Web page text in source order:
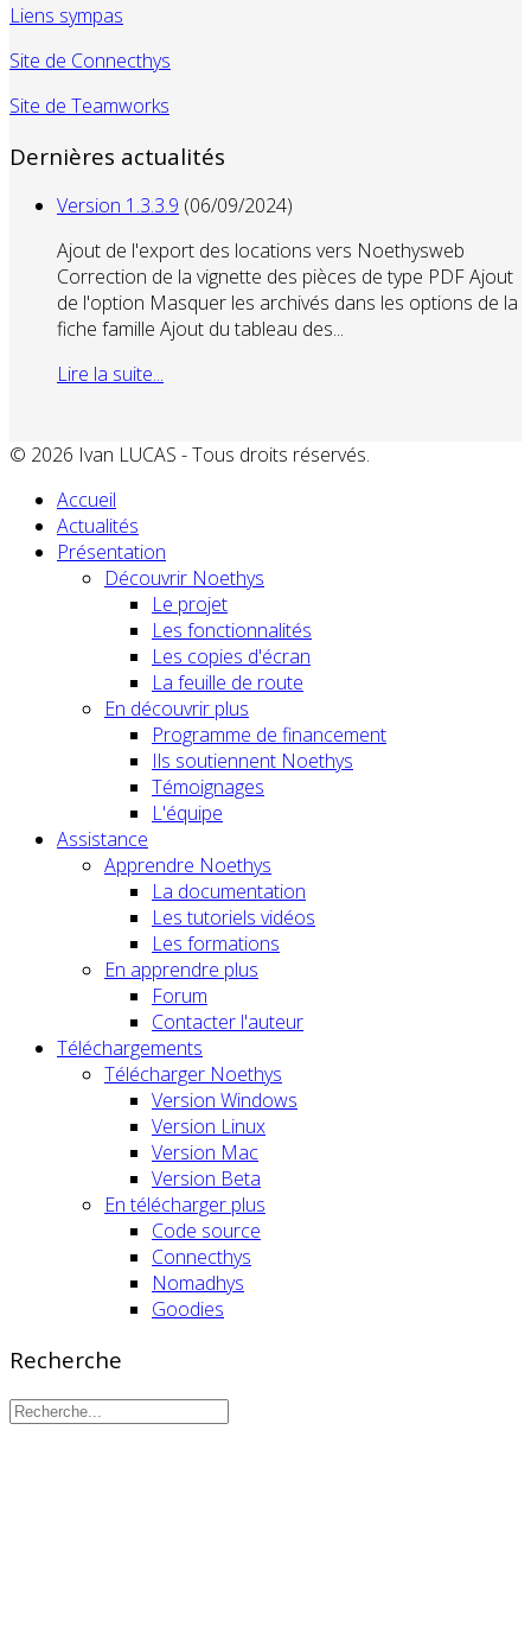
Liens sympas
Site de Connecthys
Site de Teamworks
Dernières actualités
Version 1.3.3.9 (06/09/2024)
Ajout de l'export des locations vers Noethysweb
Correction de la vignette des pièces de type PDF Ajout
de l'option Masquer les archivés dans les options de la
fiche famille Ajout du tableau des...
Lire la suite...
© 2026 Ivan LUCAS - Tous droits réservés.
Accueil
Actualités
Présentation
Découvrir Noethys
Le projet
Les fonctionnalités
Les copies d'écran
La feuille de route
En découvrir plus
Programme de financement
Ils soutiennent Noethys
Témoignages
L'équipe
Assistance
Apprendre Noethys
La documentation
Les tutoriels vidéos
Les formations
En apprendre plus
Forum
Contacter l'auteur
Téléchargements
Télécharger Noethys
Version Windows
Version Linux
Version Mac
Version Beta
En télécharger plus
Code source
Connecthys
Nomadhys
Goodies
Recherche